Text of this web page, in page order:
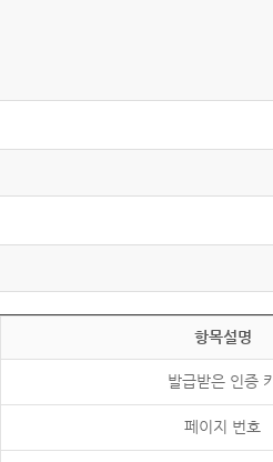
항목설명
발급받은 인증 키
페이지 번호